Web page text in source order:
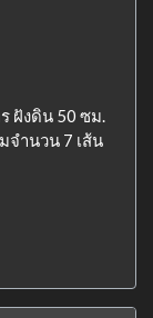
ฝังดิน 50 ซม.
จำนวน 7 เส้น